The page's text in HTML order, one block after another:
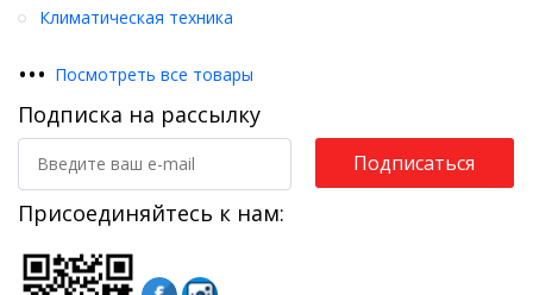
Климатическая техника
••• Посмотреть все товары
Подписка на рассылку
Подписаться
Присоединяйтесь к нам: